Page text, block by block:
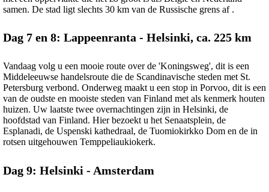
samen. De stad ligt slechts 30 km van de Russische grens af .
Dag 7 en 8: Lappeenranta - Helsinki, ca. 225 km
Vandaag volg u een mooie route over de 'Koningsweg', dit is een
Middeleeuwse handelsroute die de Scandinavische steden met St.
Petersburg verbond. Onderweg maakt u een stop in Porvoo, dit is een
van de oudste en mooiste steden van Finland met als kenmerk houten
huizen. Uw laatste twee overnachtingen zijn in Helsinki, de
hoofdstad van Finland. Hier bezoekt u het Senaatsplein, de
Esplanadi, de Uspenski kathedraal, de Tuomiokirkko Dom en de in
rotsen uitgehouwen Temppeliaukiokerk.
Dag 9: Helsinki - Amsterdam